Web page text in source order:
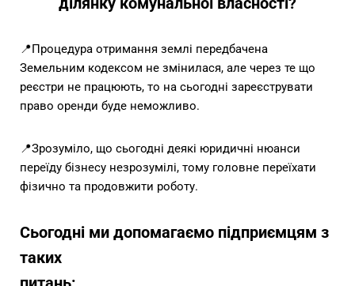
📍Процедура отримання землі передбачена
Земельним кодексом не змінилася, але через те що
реєстри не працюють, то на сьогодні зареєструвати
право оренди буде неможливо.
📍Зрозуміло, що сьогодні деякі юридичні нюанси
переїду бізнесу незрозумілі, тому головне переїхати
фізично та продовжити роботу.
Сьогодні ми допомагаємо підприємцям з
таких